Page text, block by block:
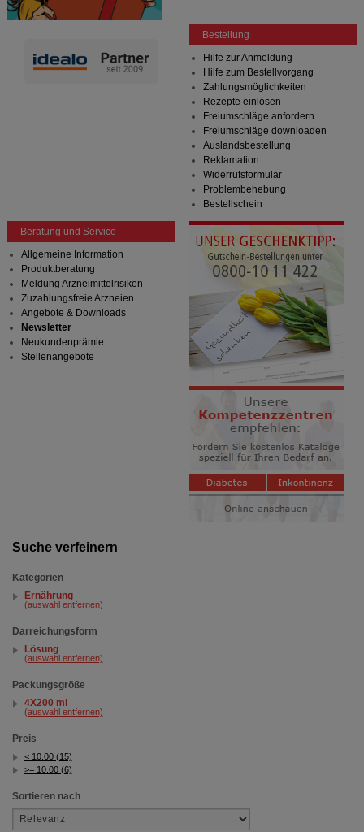
Suche verfeinern
Kategorien
Ernährung
(auswahl entfernen)
Darreichungsform
Lösung
(auswahl entfernen)
Packungsgröße
4X200 ml
(auswahl entfernen)
Preis
< 10.00 (15)
>= 10.00 (6)
Sortieren nach
Bestellung
Hilfe zur Anmeldung
Hilfe zum Bestellvorgang
Zahlungsmöglichkeiten
Rezepte einlösen
Freiumschläge anfordern
Freiumschläge downloaden
Auslandsbestellung
Reklamation
Widerrufsformular
Problembehebung
Bestellschein
Beratung und Service
Allgemeine Information
Produktberatung
Meldung Arzneimittelrisiken
Zuzahlungsfreie Arzneien
Angebote & Downloads
Newsletter
Neukundenprämie
Stellenangebote